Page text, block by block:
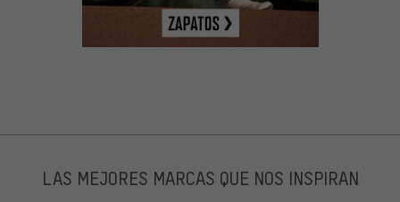
LAS MEJORES MARCAS QUE NOS INSPIRAN